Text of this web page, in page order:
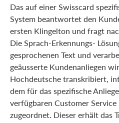
Das auf einer Swisscard
System beantwortet den
ersten Klingelton und fragt
Die Sprach-Erkennungs-
gesprochenen Text und
geäusserte Kundenanliegen
Hochdeutsche transkribiert,
dem für das spezifische
verfügbaren Customer
zugeordnet. Dieser erhält das